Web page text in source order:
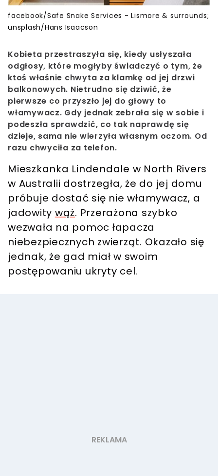
facebook/Safe Snake Services - Lismore & surrounds;
unsplash/Hans Isaacson
Kobieta przestraszyła się, kiedy usłyszała
odgłosy, które mogłyby świadczyć o tym, że
ktoś właśnie chwyta za klamkę od jej drzwi
balkonowych. Nietrudno się dziwić, że
pierwsze co przyszło jej do głowy to
włamywacz. Gdy jednak zebrała się w sobie i
podeszła sprawdzić, co tak naprawdę się
dzieje, sama nie wierzyła własnym oczom. Od
razu chwyciła za telefon.
Mieszkanka Lindendale w North Rivers
w Australii dostrzegła, że do jej domu
próbuje dostać się nie włamywacz, a
jadowity wąż. Przerażona szybko
wezwała na pomoc łapacza
niebezpiecznych zwierząt. Okazało się
jednak, że gad miał w swoim
postępowaniu ukryty cel.